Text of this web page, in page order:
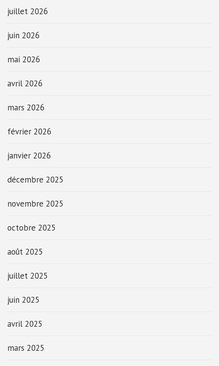
juillet 2026
juin 2026
mai 2026
avril 2026
mars 2026
février 2026
janvier 2026
décembre 2025
novembre 2025
octobre 2025
août 2025
juillet 2025
juin 2025
avril 2025
mars 2025